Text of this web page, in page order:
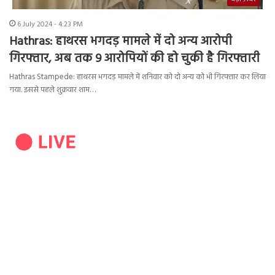
6 July 2024 - 4:23 PM
Hathras: हाथरस भगदड़ मामले में दो अन्य आरोपी
गिरफ्तार, अब तक 9 आरोपियों की हो चुकी है गिरफ्तारी
Hathras Stampede: हाथरस भगदड़ मामले में शनिवार को दो अन्य को भी गिरफ्तार कर लिया
गया. इससे पहले शुक्रवार शाम…